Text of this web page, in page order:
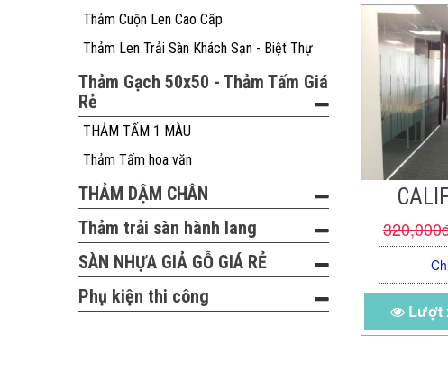
Thảm Cuộn Len Cao Cấp
Thảm Len Trải Sàn Khách Sạn - Biệt Thự
Thảm Gạch 50x50 - Thảm Tấm Giá
Rẻ
THẢM TẤM 1 MÀU
Thảm Tấm hoa văn
THẢM DẬM CHÂN
Thảm trải sàn hành lang
SÀN NHỰA GIẢ GỖ GIÁ RẺ
Phụ kiện thi công
Lượt